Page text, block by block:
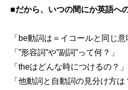
■だから、いつの間にか英語へ
「be動詞は＝イコールと同じ意
「”形容詞”や”副詞”って何？」
「theはどんな時につけるの？」
「他動詞と自動詞の見分け方は